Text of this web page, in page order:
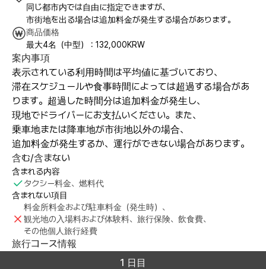
同じ都市内では自由に指定できますが、
市街地を出る場合は追加料金が発生する場合があります。
商品価格
最大4名（中型） : 132,000KRW
案内事項
表示されている利用時間は平均値に基づいており、
滞在スケジュールや食事時間によっては超過する場合があ
ります。超過した時間分は追加料金が発生し、
現地でドライバーにお支払いください。また、
乗車地または降車地が市街地以外の場合、
追加料金が発生するか、運行ができない場合があります。
含む/含まない
含まれる内容
タクシー料金、燃料代
含まれない項目
料金所料金および駐車料金（発生時）、
観光地の入場料および体験料、旅行保険、飲食費、
その他個人旅行経費
旅行コース情報
1 日目